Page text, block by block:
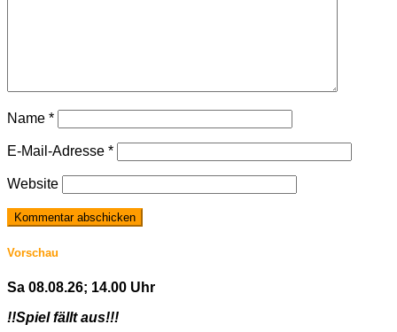
Name *
E-Mail-Adresse *
Website
Vorschau
Sa 08.08.26; 14.00 Uhr
!!Spiel fällt aus!!!